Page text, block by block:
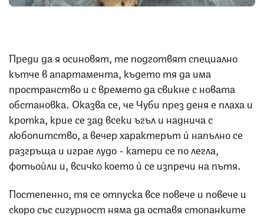
Преди да я осиновят, те подготвят специално
кътче в апартамента, където тя да има
пространство и с времето да свикне с новата
обстановка. Оказва се, че Чуби през деня е плаха и
кротка, крие се зад всеки ъгъл и наднича с
любопитство, а вечер характерът ѝ напълно се
разгръща и играе лудо - катери се по легла,
фотьойли и, всичко което ѝ се изпречи на пътя.
Постепенно, тя се отпуска все повече и повече и
скоро със сигурност няма да оставя стопанките